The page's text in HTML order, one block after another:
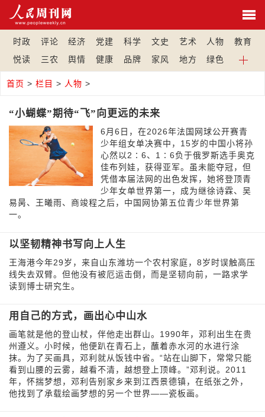
时政 评论 经济 党建 科学 文史 艺术 人物
教育
悦读
三农 舆情 健康 品牌 家风 地方 绿色
首页 > 栏目 > 人物 >
“小蝴蝶”期待“飞”向更远的未来
6月6日，在2026年法国网球公开赛青
少年组女单决赛中，15岁的中国小将孙
心然以2∶6、1∶6负于俄罗斯选手奥克
佳布列娃，获得亚军。虽未能夺冠，但
凭借本届法网的出色发挥，她将登顶青
少年女单世界第一，成为继徐诗霖、吴
易昺、王曦雨、商竣程之后，中国网协第五位青少年世界第
一。
以坚韧精神书写向上人生
王海港今年29岁，来自山东潍坊一个农村家庭，8岁时误触高压
线失去双臂。但他没有被厄运击倒，而是坚韧向前，一路求学
读到博士研究生。
用自己的方式，画出心中山水
画笔就是他的登山杖，伴他走出群山。1990年，邓利出生在贵
州遵义。小时候，他便趴在青石上，蘸着赤水河的水进行涂
抹。为了买画具，邓利就从饭钱中省。“站在山脚下，常常只能
看到山腰的云雾，越看不清，越想登上顶峰。”邓利说。2011
年，怀揣梦想，邓利告别家乡来到江西景德镇，在纸张之外，
他找到了承载绘画梦想的另一个世界——瓷板画。